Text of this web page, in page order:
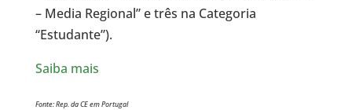
– Media Regional” e três na Categoria
“Estudante”).
Saiba mais
Fonte: Rep. da CE em Portugal